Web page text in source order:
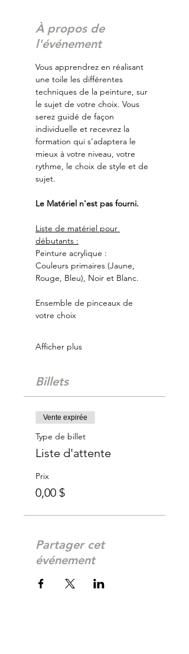
À propos de
l'événement
Vous apprendrez en réalisant
une toile les différentes
techniques de la peinture, sur
le sujet de votre choix. Vous
serez guidé de façon
individuelle et recevrez la
formation qui s’adaptera le
mieux à votre niveau, votre
rythme, le choix de style et de
sujet.
Le Matériel n'est pas fourni.
Liste de matériel pour
débutants :
Peinture acrylique :
Couleurs primaires (Jaune,
Rouge, Bleu), Noir et Blanc.
Ensemble de pinceaux de
votre choix
Afficher plus
Billets
Vente expirée
Type de billet
Liste d'attente
Prix
0,00 $
Partager cet
événement